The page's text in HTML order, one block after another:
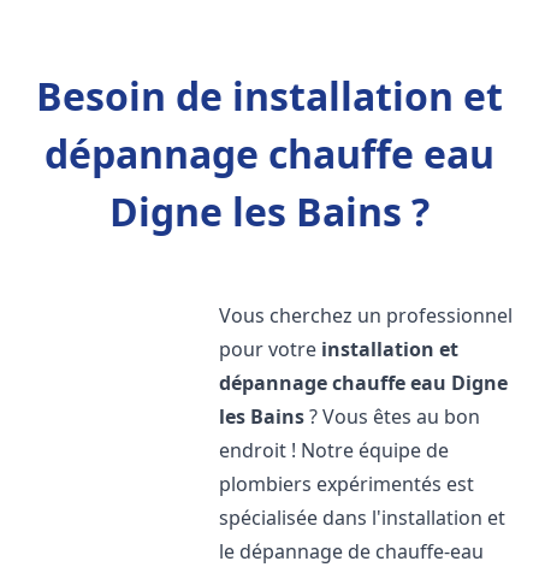
Besoin de installation et
dépannage chauffe eau
Digne les Bains ?
Vous cherchez un professionnel
pour votre installation et
dépannage chauffe eau Digne
les Bains? Vous êtes au bon
endroit ! Notre équipe de
plombiers expérimentés est
spécialisée dans l'installation et
le dépannage de chauffe-eau